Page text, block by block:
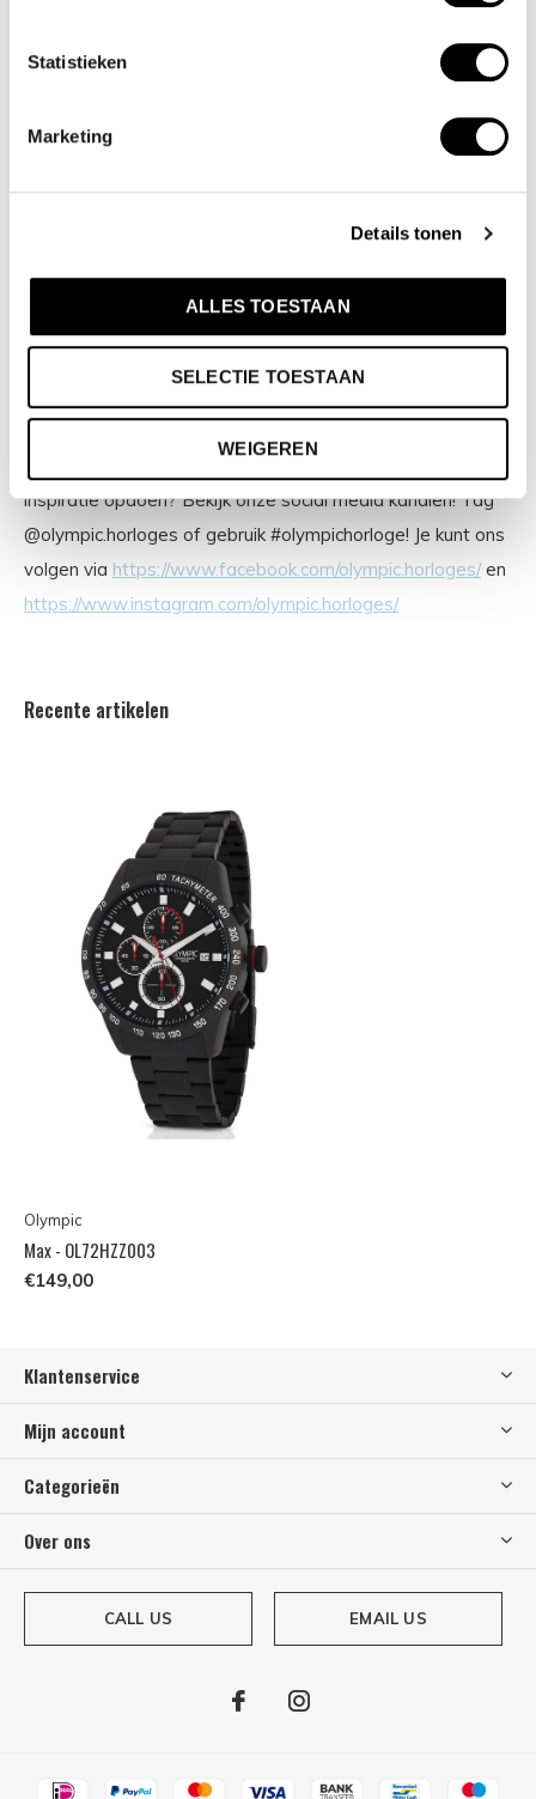
Statistieken
Marketing
Details tonen
ALLES TOESTAAN
SELECTIE TOESTAAN
WEIGEREN
Een mooi horloge hoeft niet duur te zijn! Het Nederlandse
prijs-kwaliteitverhouding staat bij Olympic hoog in het
vaandel met prijzen die uiteenlopen van € 34,95 tot en
met € 159,00. 100% Nederlands ontwerp, waterdicht en
standaard 3 jaar fabrieksgarantie.
Inspiratie & social media
inspiratie opdoen? Bekijk onze social media kanalen! Tag
@olympic.horloges of gebruik #olympichorloge! Je kunt ons
volgen via https://www.facebook.com/olympic.horloges/en
https://www.instagram.com/olympic.horloges/
Recente artikelen
Olympic
Max - OL72HZZ003
€149,00
Klantenservice
Mijn account
Categorieën
Over ons
CALL US EMAIL US